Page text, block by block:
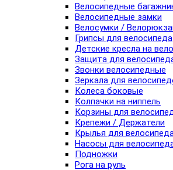
Велосипедные
Велосипедные замки
Велосумки /
Грипсы для велосипеда
Детские кресла на
Защита для
Звонки велосипедные
Зеркала для
Колеса боковые
Колпачки на ниппель
Корзины для
Крепежи / Держатели
Крылья для
Насосы для
Подножки
Рога на руль